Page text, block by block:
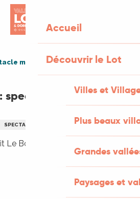
Accueil
Découvrir le Lot
Villes et
Plus beaux
Grandes
Paysages et
musical par Alain Klinger
spectacle musical par
SPECTACLE
Le Bourg, 46700 Saint-Martin-le-